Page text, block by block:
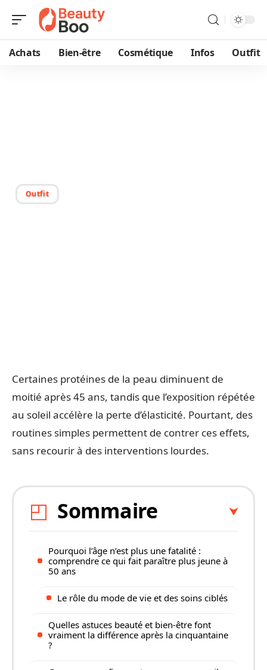
Achats Bien-être Cosmétique Infos Outfit
Outfit
Certaines protéines de la peau diminuent de
moitié après 45 ans, tandis que l’exposition répétée
au soleil accélère la perte d’élasticité. Pourtant, des
routines simples permettent de contrer ces effets,
sans recourir à des interventions lourdes.
Sommaire
Pourquoi l’âge n’est plus une fatalité :
comprendre ce qui fait paraître plus jeune à
50 ans
Le rôle du mode de vie et des soins ciblés
Quelles astuces beauté et bien-être font
vraiment la différence après la cinquantaine
?